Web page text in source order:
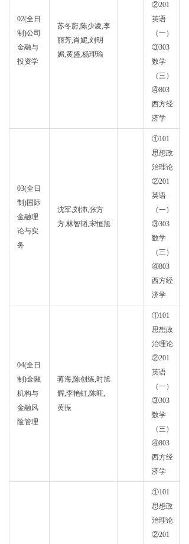
02(全日
制)公司
金融与
投资学
苏冬蔚,陈少凌,李
丽芳,肖妮,刘明
媚,黄盛,杨理瑜
②201
英语
（一）
③303
数学
（三）
④803
西方经
济学
03(全日
制)国际
金融理
论与实
务
沈军,刘沛,张方
方,林智韬,宋恒旭
①101
思想政
治理论
②201
英语
（一）
③303
数学
（三）
④803
西方经
济学
04(全日
制)金融
机构与
金融风
险管理
蒋海,陈创练,时旭
辉,李艳虹,陈旺,
黄振
①101
思想政
治理论
②201
英语
（一）
③303
数学
（三）
④803
西方经
济学
①101
思想政
治理论
②201